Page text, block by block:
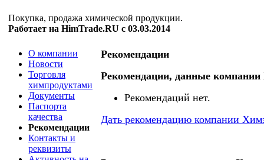
Покупка, продажа химической продукции.
Работает на HimTrade.RU с 03.03.2014
О компании
Новости
Торговля
химпродуктами
Документы
Паспорта
качества
Рекомендации
Контакты и
реквизиты
Рекомендации
Рекомендации, данные
Рекомендаций нет.
Дать рекомендацию компании